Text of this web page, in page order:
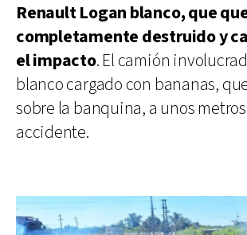
Renault Logan blanco, que
completamente destruido y
el impacto. El camión
blanco cargado con bananas,
sobre la banquina, a unos
accidente.